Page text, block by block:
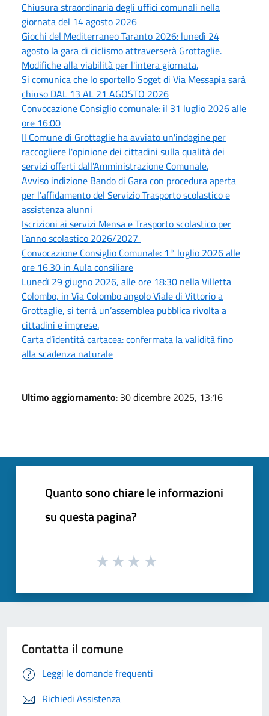
Chiusura straordinaria degli uffici comunali nella
giornata del 14 agosto 2026
Giochi del Mediterraneo Taranto 2026: lunedì 24
agosto la gara di ciclismo attraverserà Grottaglie.
Modifiche alla viabilità per l'intera giornata.
Si comunica che lo sportello Soget di Via Messapia sarà
chiuso DAL 13 AL 21 AGOSTO 2026
Convocazione Consiglio comunale: il 31 luglio 2026 alle
ore 16:00
Il Comune di Grottaglie ha avviato un'indagine per
raccogliere l'opinione dei cittadini sulla qualità dei
servizi offerti dall'Amministrazione Comunale.
Avviso indizione Bando di Gara con procedura aperta
per l'affidamento del Servizio Trasporto scolastico e
assistenza alunni
Iscrizioni ai servizi Mensa e Trasporto scolastico per
l’anno scolastico 2026/2027
Convocazione Consiglio Comunale: 1° luglio 2026 alle
ore 16.30 in Aula consiliare
Lunedì 29 giugno 2026, alle ore 18:30 nella Villetta
Colombo, in Via Colombo angolo Viale di Vittorio a
Grottaglie, si terrà un’assemblea pubblica rivolta a
cittadini e imprese.
Carta d’identità cartacea: confermata la validità fino
alla scadenza naturale
Ultimo aggiornamento: 30 dicembre 2025, 13:16
Quanto sono chiare le informazioni
su questa pagina?
Contatta il comune
Leggi le domande frequenti
Richiedi Assistenza